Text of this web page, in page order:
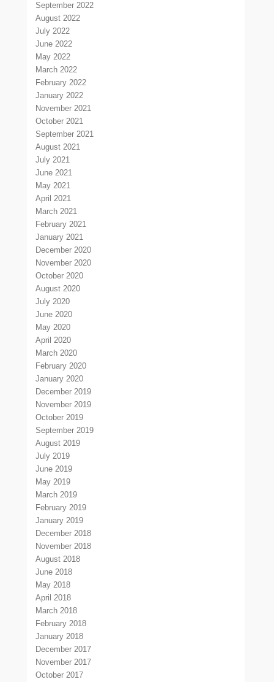
September 2022
August 2022
July 2022
June 2022
May 2022
March 2022
February 2022
January 2022
November 2021
October 2021
September 2021
August 2021
July 2021
June 2021
May 2021
April 2021
March 2021
February 2021
January 2021
December 2020
November 2020
October 2020
August 2020
July 2020
June 2020
May 2020
April 2020
March 2020
February 2020
January 2020
December 2019
November 2019
October 2019
September 2019
August 2019
July 2019
June 2019
May 2019
March 2019
February 2019
January 2019
December 2018
November 2018
August 2018
June 2018
May 2018
April 2018
March 2018
February 2018
January 2018
December 2017
November 2017
October 2017